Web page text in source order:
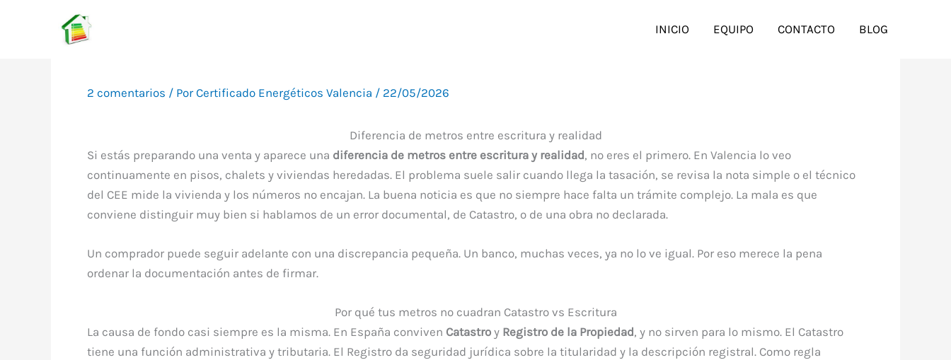
INICIO EQUIPO CONTACTO BLOG
2 comentarios / PorCertificado Energéticos Valencia / 22/05/2026
Diferencia de metros entre escritura y realidad
Si estás preparando una venta y aparece una diferencia de metros entre escritura y realidad, no eres el primero. En Valencia lo veo
continuamente en pisos, chalets y viviendas heredadas. El problema suele salir cuando llega la tasación, se revisa la nota simple o el técnico
del CEE mide la vivienda y los números no encajan. La buena noticia es que no siempre hace falta un trámite complejo. La mala es que
conviene distinguir muy bien si hablamos de un error documental, de Catastro, o de una obra no declarada.
Un comprador puede seguir adelante con una discrepancia pequeña. Un banco, muchas veces, ya no lo ve igual. Por eso merece la pena
ordenar la documentación antes de firmar.
Por qué tus metros no cuadran Catastro vs Escritura
La causa de fondo casi siempre es la misma. En España conviven Catastro y Registro de la Propiedad, y no sirven para lo mismo. El Catastro
tiene una función administrativa y tributaria. El Registro da seguridad jurídica sobre la titularidad y la descripción registral. Como regla